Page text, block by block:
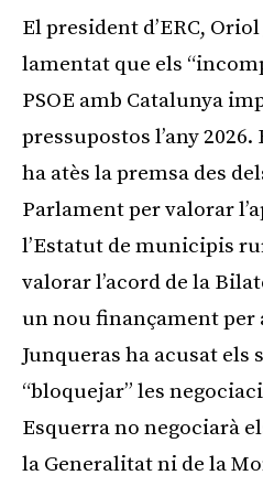
El president d’ERC,
lamentat que els
PSOE amb Catalunya
pressupostos l’any
ha atès la premsa des
Parlament per valorar
l’Estatut de municipis
valorar l’acord de la
un nou finançament per
Junqueras ha acusat els
“bloquejar” les
Esquerra no negociarà
la Generalitat ni de la